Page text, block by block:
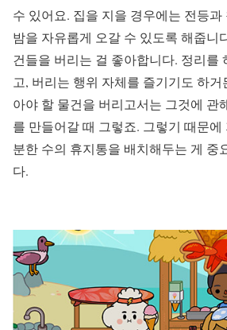
수 있어요. 집을 지을 경우에는 전등
밤을 자유롭게 오갈 수 있도록 해줍니
건들을 버리는 걸 좋아합니다. 정리를
고, 버리는 행위 자체를 즐기기도 하
아야 할 물건을 버리고서는 그것에 관
를 만들어갈 때 그렇죠. 그렇기 때문
분한 수의 휴지통을 배치해두는 게 중
다.